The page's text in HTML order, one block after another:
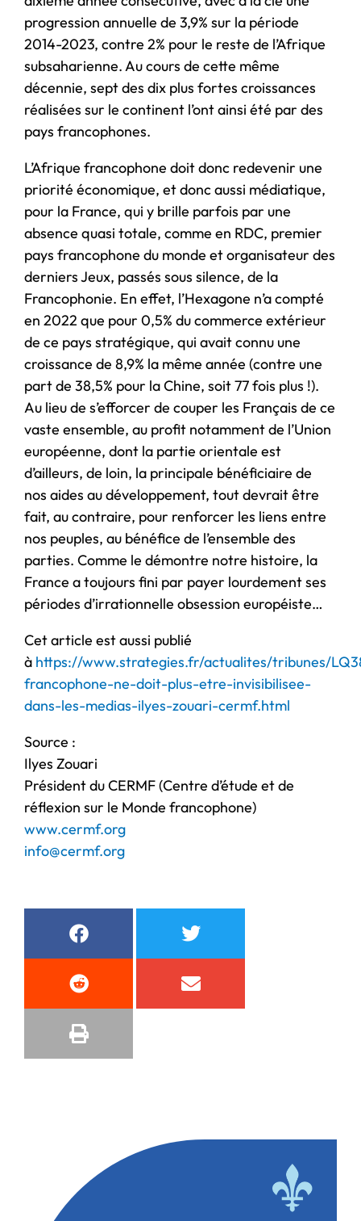
progression annuelle de 3,9% sur la période
2014-2023, contre 2% pour le reste de l’Afrique
subsaharienne. Au cours de cette même
décennie, sept des dix plus fortes croissances
réalisées sur le continent l’ont ainsi été par des
pays francophones.
L’Afrique francophone doit donc redevenir une
priorité économique, et donc aussi médiatique,
pour la France, qui y brille parfois par une
absence quasi totale, comme en RDC, premier
pays francophone du monde et organisateur des
derniers Jeux, passés sous silence, de la
Francophonie. En effet, l’Hexagone n’a compté
en 2022 que pour 0,5% du commerce extérieur
de ce pays stratégique, qui avait connu une
croissance de 8,9% la même année (contre une
part de 38,5% pour la Chine, soit 77 fois plus !).
Au lieu de s’efforcer de couper les Français de ce
vaste ensemble, au profit notamment de l’Union
européenne, dont la partie orientale est
d’ailleurs, de loin, la principale bénéficiaire de
nos aides au développement, tout devrait être
fait, au contraire, pour renforcer les liens entre
nos peuples, au bénéfice de l’ensemble des
parties. Comme le démontre notre histoire, la
France a toujours fini par payer lourdement ses
périodes d’irrationnelle obsession européiste…
Cet article est aussi publié
à https://www.strategies.fr/actualites/tribunes/
francophone-ne-doit-plus-etre-invisibilisee-
dans-les-medias-ilyes-zouari-cermf.html
Source :
Ilyes Zouari
Président du CERMF (Centre d’étude et de
réflexion sur le Monde francophone)
www.cermf.org
info@cermf.org